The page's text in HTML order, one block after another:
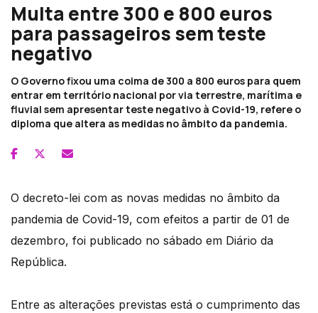
Multa entre 300 e 800 euros
para passageiros sem teste
negativo
O Governo fixou uma coima de 300 a 800 euros para quem
entrar em território nacional por via terrestre, marítima e
fluvial sem apresentar teste negativo à Covid-19, refere o
diploma que altera as medidas no âmbito da pandemia.
O decreto-lei com as novas medidas no âmbito da
pandemia de Covid-19, com efeitos a partir de 01 de
dezembro, foi publicado no sábado em Diário da
República.
Entre as alterações previstas está o cumprimento das